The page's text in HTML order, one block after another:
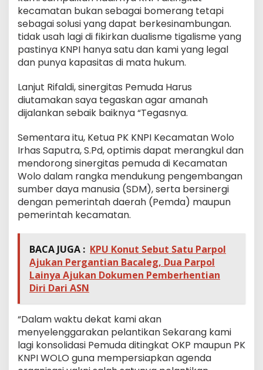
kecamatan bukan sebagai bomerang tetapi
sebagai solusi yang dapat berkesinambungan.
tidak usah lagi di fikirkan dualisme tigalisme yang
pastinya KNPI hanya satu dan kami yang legal
dan punya kapasitas di mata hukum.
Lanjut Rifaldi, sinergitas Pemuda Harus
diutamakan saya tegaskan agar amanah
dijalankan sebaik baiknya “Tegasnya.
Sementara itu, Ketua PK KNPI Kecamatan Wolo
Irhas Saputra, S.Pd, optimis dapat merangkul dan
mendorong sinergitas pemuda di Kecamatan
Wolo dalam rangka mendukung pengembangan
sumber daya manusia (SDM), serta bersinergi
dengan pemerintah daerah (Pemda) maupun
pemerintah kecamatan.
BACA JUGA : KPU Konut Sebut Satu Parpol
Ajukan Pergantian Bacaleg, Dua Parpol
Lainya Ajukan Dokumen Pemberhentian
Diri Dari ASN
“Dalam waktu dekat kami akan
menyelenggarakan pelantikan Sekarang kami
lagi konsolidasi Pemuda ditingkat OKP maupun PK
KNPI WOLO guna mempersiapkan agenda